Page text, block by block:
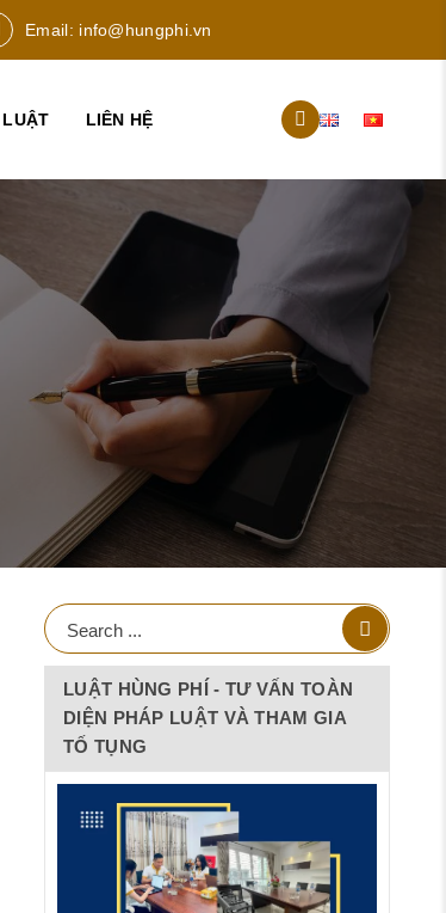
Email: info@hungphi.vn
LIÊN HỆ
LUẬT HÙNG PHÍ - TƯ VẤN TOÀN
DIỆN PHÁP LUẬT VÀ THAM GIA
TỐ TỤNG